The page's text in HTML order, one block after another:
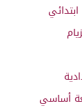
ابتدائي
أساسي